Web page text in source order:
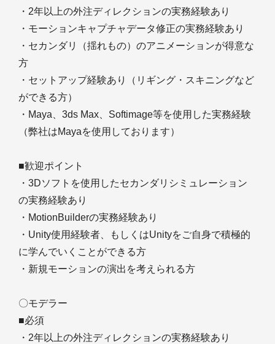
・2年以上の外注ディレクションの実務経験あり
・モーションキャプチャデータ修正の実務経験あり
・セカンダリ（揺れもの）のアニメーションが得意な
方
・セットアップ経験あり（リギング・スキニングなど
ができる方）
・Maya、3ds Max、Softimage等を使用した実務経験
（弊社はMayaを使用しております）
■歓迎ポイント
・3Dソフトを使用したセカンダリシミュレーション
の実務経験あり
・MotionBuilderの実務経験あり
・Unity使用経験者、もしくはUnityをご自身で積極的
に学んでいくことができる方
・新規モーションの演出を考えられる方
〇モデラー
■必須
・2年以上の外注ディレクションの実務経験あり